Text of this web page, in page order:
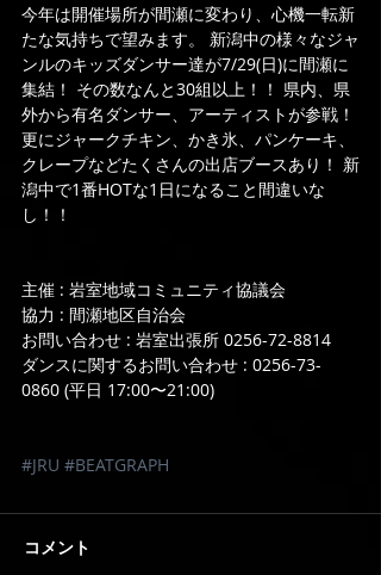
今年は開催場所が間瀬に変わり、心機一転新
たな気持ちで望みます。 新潟中の様々なジャ
ンルのキッズダンサー達が7/29(日)に間瀬に
集結！ その数なんと30組以上！！ 県内、県
外から有名ダンサー、アーティストが参戦！
更にジャークチキン、かき氷、パンケーキ、
クレープなどたくさんの出店ブースあり！ 新
潟中で1番HOTな1日になること間違いな
し！！
主催 : 岩室地域コミュニティ協議会
協力 : 間瀬地区自治会
お問い合わせ : 岩室出張所 0256-72-8814
ダンスに関するお問い合わせ : 0256-73-
0860 (平日 17:00〜21:00)
#JRU #BEATGRAPH
コメント